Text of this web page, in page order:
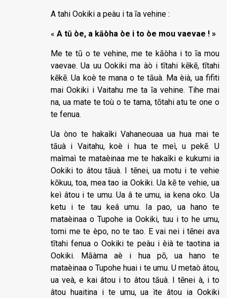
A tahi Ookiki a peàu i ta īa vehine :
« A tū òe, a kāòha òe i to òe mou vaevae ! »
Me te tū o te vehine, me te kāòha i to īa mou
vaevae. Ua uu Ookiki ma àò i tītahi kēkē, tītahi
kēkē. Ua koè te mana o te tāuà. Ma èià, ua fifiti
mai Ookiki i Vaitahu me ta īa vehine. Tihe mai
na, ua mate te toù o te tama, tōtahi atu te one o
te fenua.
Ua òno te hakaìki Vahaneouaa ua hua mai te
tāuà i Vaitahu, koè i hua te meì, u pekē. U
maìmaì te mataèinaa me te hakaìki e kukumi ia
Ookiki to âtou tāuà. I tēnei, ua motu i te vehie
kōkuu, toa, mea tao ia Ookiki. Ua kē te vehie, ua
keì âtou i te umu. Ua â te umu, ia kena oko. Ua
ketu i te tau keâ umu. Ia pao, ua hano te
mataèinaa o Tupohe ia Ookiki, tuu i to he umu,
tomi me te èpo, no te tao. E vai nei i tēnei ava
tītahi fenua o Ookiki te peàu i èià te taotina ia
Ookiki. Māàma aè i hua pō, ua hano te
mataèinaa o Tupohe huai i te umu. U metaò âtou,
ua veà, e kai âtou i to âtou tāuà. I tēnei à, i to
âtou huaitina i te umu, ua ìte âtou ia Ookiki